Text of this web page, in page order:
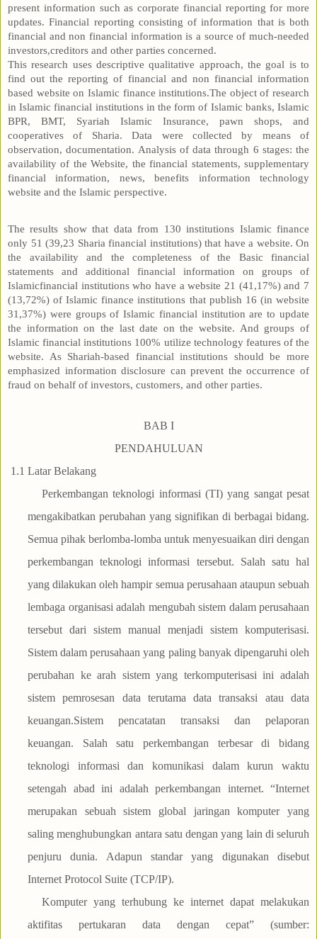
present information such as corporate financial reporting for more
updates. Financial reporting consisting of information that is both
financial and non financial information is a source of much-needed
investors,creditors and other parties concerned.
This research uses descriptive qualitative approach, the goal is to
find out the reporting of financial and non financial information
based website on Islamic finance institutions.The object of research
in Islamic financial institutions in the form of Islamic banks, Islamic
BPR, BMT, Syariah Islamic Insurance, pawn shops, and
cooperatives of Sharia. Data were collected by means of
observation, documentation. Analysis of data through 6 stages: the
availability of the Website, the financial statements, supplementary
financial information, news, benefits information technology
website and the Islamic perspective.
The results show that data from 130 institutions Islamic finance
only 51 (39,23 Sharia financial institutions) that have a website. On
the availability and the completeness of the Basic financial
statements and additional financial information on groups of
Islamicfinancial institutions who have a website 21 (41,17%) and 7
(13,72%) of Islamic finance institutions that publish 16 (in website
31,37%) were groups of Islamic financial institution are to update
the information on the last date on the website. And groups of
Islamic financial institutions 100% utilize technology features of the
website. As Shariah-based financial institutions should be more
emphasized information disclosure can prevent the occurrence of
fraud on behalf of investors, customers, and other parties.
BAB I
PENDAHULUAN
1.1 Latar Belakang
Perkembangan teknologi informasi (TI) yang sangat pesat
mengakibatkan perubahan yang signifikan di berbagai bidang.
Semua pihak berlomba-lomba untuk menyesuaikan diri dengan
perkembangan teknologi informasi tersebut. Salah satu hal
yang dilakukan oleh hampir semua perusahaan ataupun sebuah
lembaga organisasi adalah mengubah sistem dalam perusahaan
tersebut dari sistem manual menjadi sistem komputerisasi.
Sistem dalam perusahaan yang paling banyak dipengaruhi oleh
perubahan ke arah sistem yang terkomputerisasi ini adalah
sistem pemrosesan data terutama data transaksi atau data
keuangan.Sistem pencatatan transaksi dan pelaporan
keuangan. Salah satu perkembangan terbesar di bidang
teknologi informasi dan komunikasi dalam kurun waktu
setengah abad ini adalah perkembangan internet. “Internet
merupakan sebuah sistem global jaringan komputer yang
saling menghubungkan antara satu dengan yang lain di seluruh
penjuru dunia. Adapun standar yang digunakan disebut
Internet Protocol Suite (TCP/IP).
Komputer yang terhubung ke internet dapat melakukan
aktifitas pertukaran data dengan cepat” (sumber: